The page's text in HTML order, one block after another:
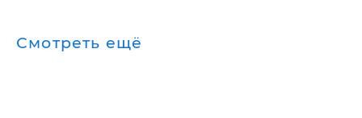
Смотреть ещё